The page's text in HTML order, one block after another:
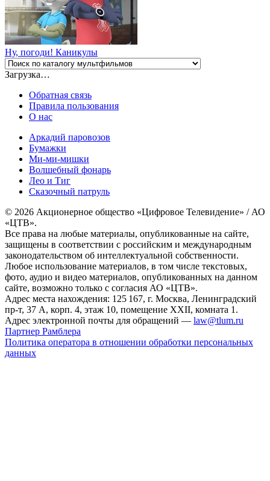
Ну, погоди! Каникулы
Загрузка…
Обратная связь
Правила пользования
О нас
Аркадий паровозов
Бумажки
Ми-ми-мишки
Волшебный фонарь
Лео и Тиг
Сказочный патруль
© 2026 Акционерное общество «Цифровое Телевидение» / АО
«ЦТВ».
Все права на любые материалы, опубликованные на сайте,
защищены в соответствии с российским и международным
законодательством об интеллектуальной собственности.
Любое использование материалов, в том числе текстовых,
фото, аудио и видео материалов, опубликованных на данном
сайте, возможно только с согласия АО «ЦТВ».
Адрес места нахождения: 125 167, г. Москва, Ленинградский
пр-т, 37 А, корп. 4, этаж 10, помещение XXII, комната 1.
Адрес электронной почты для обращений — law@tlum.ru
Партнер Рамблера
Политика оператора в отношении обработки персональных
данных